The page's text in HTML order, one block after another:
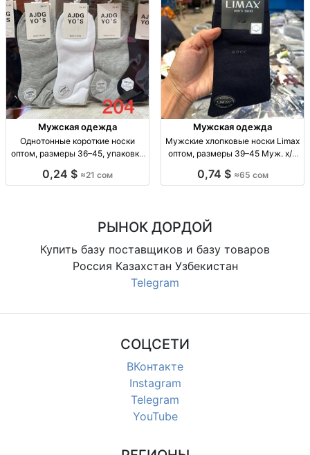
Мужская одежда
Однотонные короткие носки
оптом, размеры 36–45, упаковка
носки оптом, р-р 36–41 и 41–45,
0,24 $ ≈21 сом
Мужская одежда
Мужские хлопковые носки Limax
оптом, размеры 39–45 Муж. х/б
пар, 65 сом.
0,74 $ ≈65 сом
РЫНОК ДОРДОЙ
Купить базу поставщиков и базу товаров
Россия Казахстан Узбекистан
Telegram
СОЦСЕТИ
ВКонтакте
Instagram
Telegram
YouTube